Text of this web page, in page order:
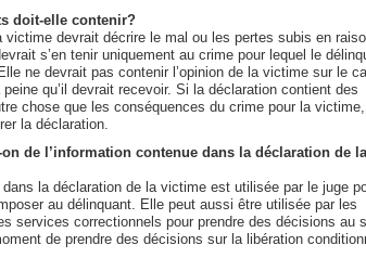
doit-elle contenir?
victime devrait décrire le mal ou les pertes subis en
s’en tenir uniquement au crime pour lequel le
ne devrait pas contenir l’opinion de la victime sur le
qu’il devrait recevoir. Si la déclaration contient des
chose que les conséquences du crime pour la
la déclaration.
de l’information contenue dans la déclaration de la
dans la déclaration de la victime est utilisée par le juge
au délinquant. Elle peut aussi être utilisée par les
services correctionnels pour prendre des décisions au
de prendre des décisions sur la libération